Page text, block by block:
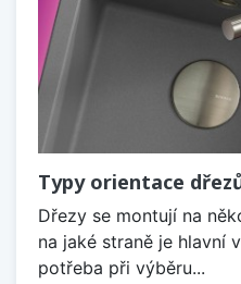
Typy orientace
Dřezy se montují na
na jaké straně je hlavní
potřeba při výběru...